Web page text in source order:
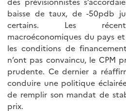
baisse de taux, de -50pdb
certains. Les
macroéconomiques du pays
les conditions de
n’ont pas convaincu, le CPM
prudente. Ce dernier a
conduire une politique
de remplir son mandat de
prix.